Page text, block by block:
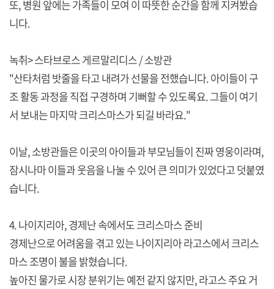
또, 병원 앞에는 가족들이 모여 이 따뜻한 순간을 함께 지켜봤습
니다.
녹취> 스타브로스 게르말리디스 / 소방관
"산타처럼 밧줄을 타고 내려가 선물을 전했습니다. 아이들이 구
조 활동 과정을 직접 구경하며 기뻐할 수 있도록요. 그들이 여기
서 보내는 마지막 크리스마스가 되길 바라요."
이날, 소방관들은 이곳의 아이들과 부모님들이 진짜 영웅이라며,
잠시나마 이들과 웃음을 나눌 수 있어 큰 의미가 있었다고 덧붙였
습니다.
4. 나이지리아, 경제난 속에서도 크리스마스 준비
경제난으로 어려움을 겪고 있는 나이지리아 라고스에서 크리스
마스 조명이 불을 밝혔습니다.
높아진 물가로 시장 분위기는 예전 같지 않지만, 라고스 주요 거